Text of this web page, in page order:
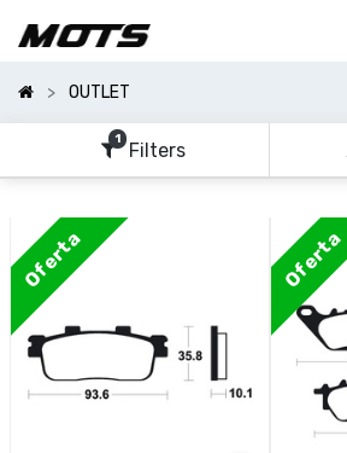
OUTLET
1 Filters
Categorías
Mostrar
Opciones
All
Filters
Oferta Oferta